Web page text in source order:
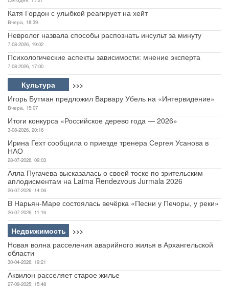
Катя Гордон с улыбкой реагирует на хейт
Вчера, 18:39
Невролог назвала способы распознать инсульт за минуту
7-08-2026, 19:02
Психологические аспекты зависимости: мнение эксперта
7-08-2026, 17:00
Культура >>>
Игорь Бутман предложил Варвару Убель на «Интервидение»
Вчера, 15:07
Итоги конкурса «Российское дерево года — 2026»
3-08-2026, 20:16
Ирина Гехт сообщила о приезде тренера Сергея Усанова в
НАО
28-07-2026, 09:03
Алла Пугачева высказалась о своей тоске по зрительским
аплодисментам на Laima Rendezvous Jurmala 2026
26-07-2026, 14:06
В Нарьян-Маре состоялась вечёрка «Песни у Печоры, у реки»
26-07-2026, 11:16
Недвижимость >>>
Новая волна расселения аварийного жилья в Архангельской
области
30-04-2026, 19:21
Аквилон расселяет старое жилье
27-09-2025, 15:48